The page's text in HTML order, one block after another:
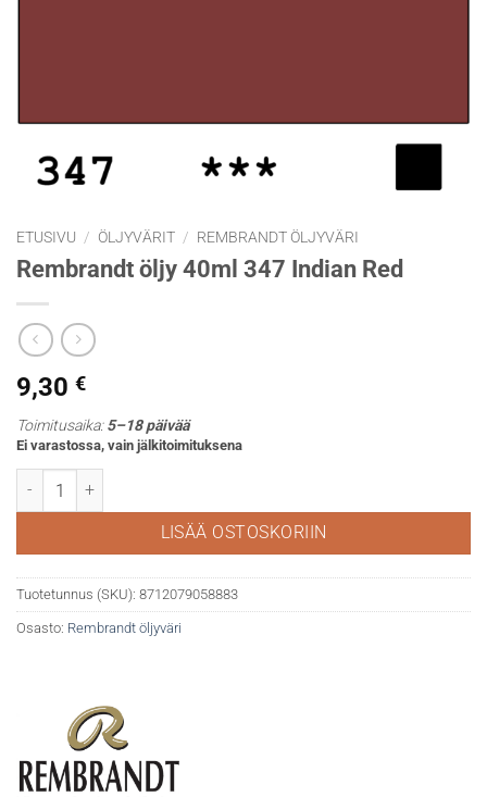
ETUSIVU / ÖLJYVÄRIT / REMBRANDT ÖLJYVÄRI
Rembrandt öljy 40ml 347 Indian Red
9,30 €
Toimitusaika:5–18 päivää
Ei varastossa, vain jälkitoimituksena
Rembrandt öljy 40ml 347 Indian Red määrä
LISÄÄ OSTOSKORIIN
Tuotetunnus (SKU): 8712079058883
Osasto: Rembrandt öljyväri